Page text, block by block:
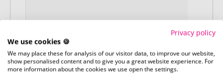
Stap 2:
Upload van uw logo of ontwerp
Upload uw logo of ontwerp op onze
Privacy policy
We use cookies 🍪
We may place these for analysis of our visitor data, to improve our website,
show personalised content and to give you a great website experience. For
more information about the cookies we use open the settings.